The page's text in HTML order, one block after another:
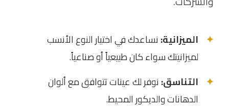
الميزانية: نساعدك في اختيار النوع الأنسب
لميزانيتك سواء كان طبيعياً أو صناعياً.
التناسق: نوفر لك عينات تتوافق مع ألوان
الدهانات والديكور المحيط.